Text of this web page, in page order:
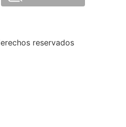
reservados